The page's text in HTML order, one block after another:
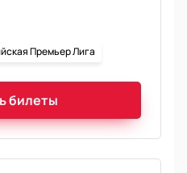
Премьер Лига
билеты